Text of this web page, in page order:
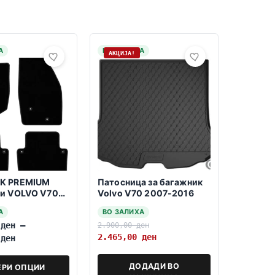
PREMIUM
VOLVO V70
ден –
ден
ОПЦИИ
НА ЗАЛИХА
АКЦИЈА!
Патосница за багажник
Volvo V70 2007-2016
ВО ЗАЛИХА
2.900,00ден
2.465,00 ден
ДОДАДИ ВО